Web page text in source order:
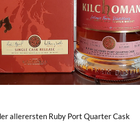
allerersten Ruby Port Quarter Cask